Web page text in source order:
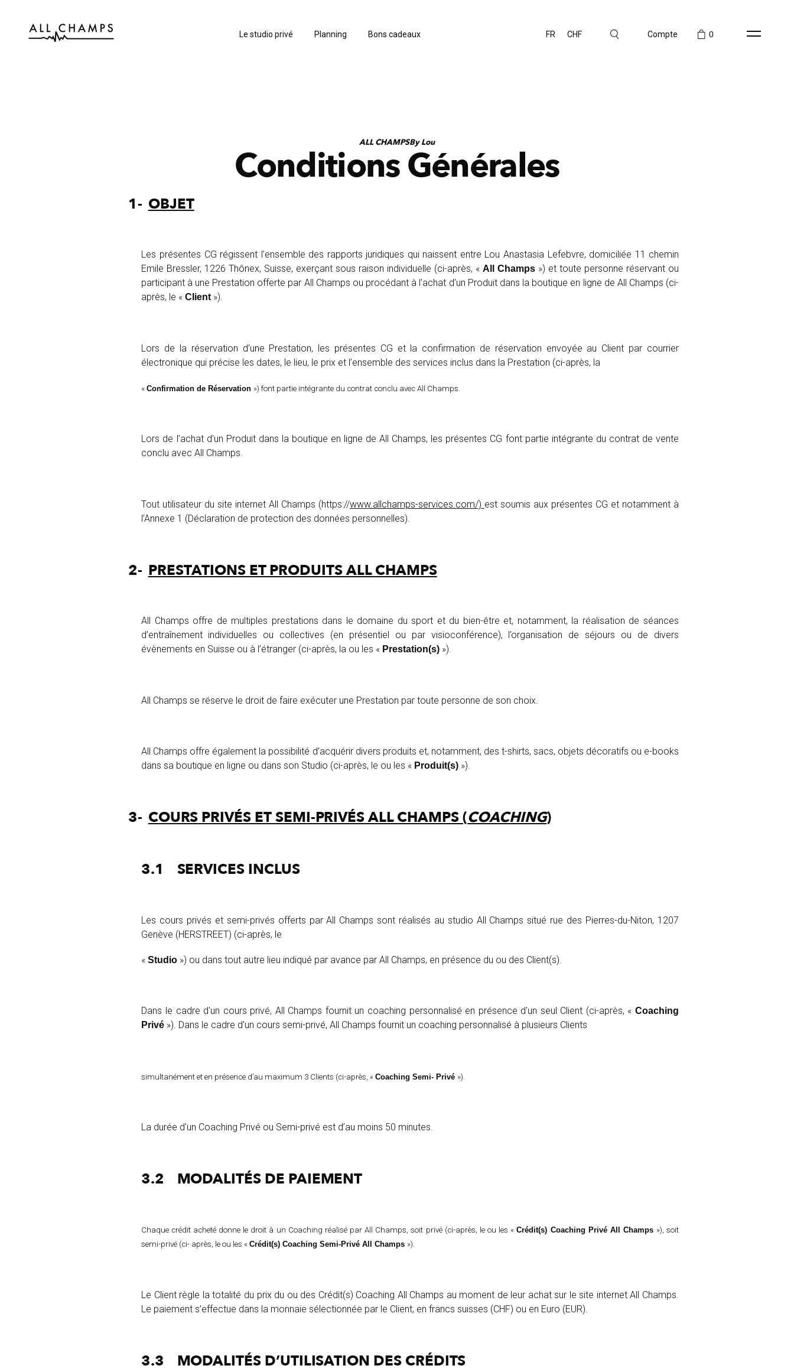
Le studio privé Planning Bons cadeaux FR CHF Compte 0
ALL CHAMPSBy Lou
Conditions Générales
1- OBJET
Les présentes CG régissent l’ensemble des rapports juridiques qui naissent entre Lou Anastasia Lefebvre, domiciliée 11 chemin
Emile Bressler, 1226 Thônex, Suisse, exerçant sous raison individuelle (ci-après, «All Champs ») et toute personne réservant ou
participant à une Prestation offerte par All Champs ou procédant à l’achat d’un Produit dans la boutique en ligne de All Champs (ci-
après, le « Client »).
Lors de la réservation d’une Prestation, les présentes CG et la confirmation de réservation envoyée au Client par courrier
électronique qui précise les dates, le lieu, le prix et l’ensemble des services inclus dans la Prestation (ci-après, la
« Confirmation de Réservation ») font partie intégrante du contrat conclu avec All Champs.
Lors de l’achat d’un Produit dans la boutique en ligne de All Champs, les présentes CG font partie intégrante du contrat de vente
conclu avec All Champs.
Tout utilisateur du site internet All Champs (https://www.allchamps-services.com/) est soumis aux présentes CG et notamment à
l’Annexe 1 (Déclaration de protection des données personnelles).
2- PRESTATIONS ET PRODUITS ALLCHAMPS
All Champs offre de multiples prestations dans le domaine du sport et du bien-être et, notamment, la réalisation de séances
d’entraînement individuelles ou collectives (en présentiel ou par visioconférence), l’organisation de séjours ou de divers
évènements en Suisse ou à l’étranger (ci-après, la ou les « Prestation(s) »).
All Champs se réserve le droit de faire exécuter une Prestation par toute personne de son choix.
All Champs offre également la possibilité d’acquérir divers produits et, notamment, des t-shirts, sacs, objets décoratifs ou e-books
dans sa boutique en ligne ou dans son Studio (ci-après, le ou les « Produit(s) »).
3- COURS PRIVÉS ETSEMI-PRIVÉSALL CHAMPS (COACHING)
3.1 SERVICES INCLUS
Les cours privés et semi-privés offerts par All Champs sont réalisés au studio All Champs situé rue des Pierres-du-Niton, 1207
Genève (HERSTREET) (ci-après, le
« Studio ») ou dans tout autre lieu indiqué par avance par All Champs, en présence du ou des Client(s).
Dans le cadre d'un cours privé, All Champs fournit un coaching personnalisé en présence d'un seul Client (ci-après, « Coaching
Privé »). Dans le cadre d'un cours semi-privé, All Champs fournit un coaching personnalisé à plusieurs Clients
simultanément et en présence d’au maximum 3 Clients (ci-après, « Coaching Semi- Privé »).
La durée d’un Coaching Privé ou Semi-privé est d’au moins 50 minutes.
3.2 MODALITÉS DE PAIEMENT
Chaque crédit acheté donne le droit à un Coaching réalisé par All Champs, soit privé (ci-après, le ou les «Crédit(s) Coaching Privé All Champs »), soit
semi-privé (ci- après, le ou les « Crédit(s) Coaching Semi-Privé All Champs »).
Le Client règle la totalité du prix du ou des Crédit(s) Coaching All Champs au moment de leur achat sur le site internet All Champs.
Le paiement s’effectue dans la monnaie sélectionnée par le Client, en francs suisses (CHF) ou en Euro (EUR).
3.3 MODALITÉS D’UTILISATION DES CRÉDITS